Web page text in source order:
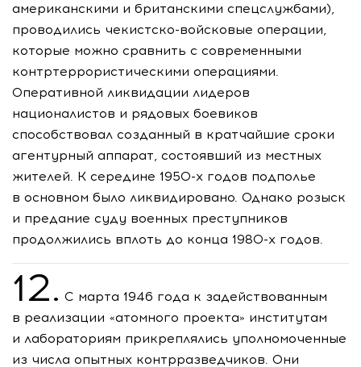
американскими и британскими спецслужбами),
проводились чекистско-войсковые операции,
которые можно сравнить с современными
контртеррористическими операциями.
Оперативной ликвидации лидеров
националистов и рядовых боевиков
способствовал созданный в кратчайшие сроки
агентурный аппарат, состоявший из местных
жителей. К середине 1950-х годов подполье
в основном было ликвидировано. Однако розыск
и предание суду военных преступников
продолжились вплоть до конца 1980-х годов.
12. С марта 1946 года к задействованным
в реализации «атомного проекта» институтам
и лабораториям прикреплялись уполномоченные
из числа опытных контрразведчиков. Они